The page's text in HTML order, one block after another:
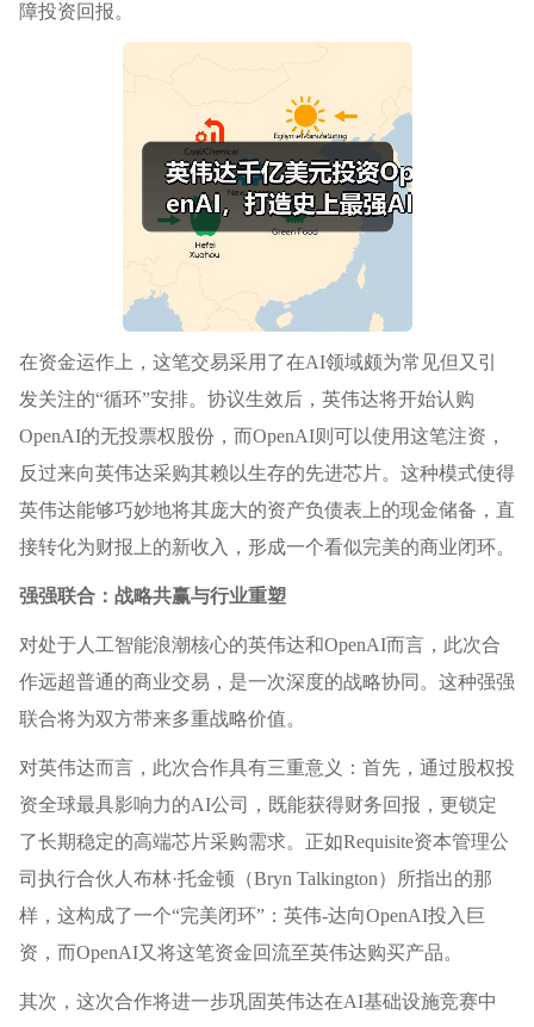
障投资回报。
在资金运作上，这笔交易采用了在AI领域颇为常见但又引
发关注的“循环”安排。协议生效后，英伟达将开始认购
OpenAI的无投票权股份，而OpenAI则可以使用这笔注资，
反过来向英伟达采购其赖以生存的先进芯片。这种模式使得
英伟达能够巧妙地将其庞大的资产负债表上的现金储备，直
接转化为财报上的新收入，形成一个看似完美的商业闭环。
强强联合：战略共赢与行业重塑
对处于人工智能浪潮核心的英伟达和OpenAI而言，此次合
作远超普通的商业交易，是一次深度的战略协同。这种强强
联合将为双方带来多重战略价值。
对英伟达而言，此次合作具有三重意义：首先，通过股权投
资全球最具影响力的AI公司，既能获得财务回报，更锁定
了长期稳定的高端芯片采购需求。正如Requisite资本管理公
司执行合伙人布林·托金顿（Bryn Talkington）所指出的那
样，这构成了一个“完美闭环”：英伟-达向OpenAI投入巨
资，而OpenAI又将这笔资金回流至英伟达购买产品。
其次，这次合作将进一步巩固英伟达在AI基础设施竞赛中